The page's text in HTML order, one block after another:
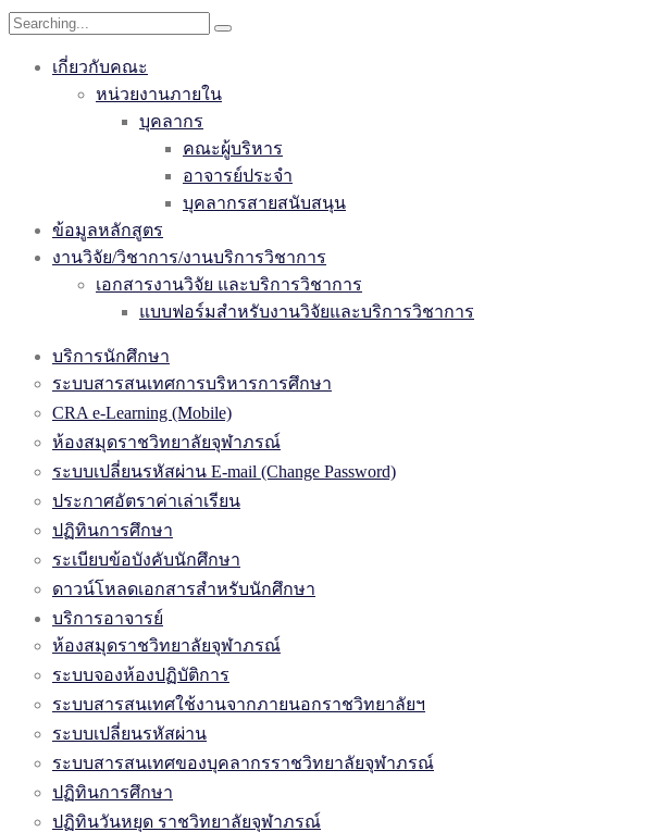
Search
เกี่ยวกับคณะ
หน่วยงานภายใน
บุคลากร
คณะผู้บริหาร
อาจารย์ประจำ
บุคลากรสายสนับสนุน
ข้อมูลหลักสูตร
งานวิจัย/วิชาการ/งานบริการวิชาการ
เอกสารงานวิจัย และบริการวิชาการ
แบบฟอร์มสำหรับงานวิจัยและบริการวิชาการ
บริการนักศึกษา
ระบบสารสนเทศการบริหารการศึกษา
CRA e-Learning (Mobile)
ห้องสมุดราชวิทยาลัยจุฬาภรณ์
ระบบเปลี่ยนรหัสผ่าน E-mail (Change Password)
ประกาศอัตราค่าเล่าเรียน
ปฏิทินการศึกษา
ระเบียบข้อบังคับนักศึกษา
ดาวน์โหลดเอกสารสำหรับนักศึกษา
บริการอาจารย์
ห้องสมุดราชวิทยาลัยจุฬาภรณ์
ระบบจองห้องปฏิบัติการ
ระบบสารสนเทศใช้งานจากภายนอกราชวิทยาลัยฯ
ระบบเปลี่ยนรหัสผ่าน
ระบบสารสนเทศของบุคลากรราชวิทยาลัยจุฬาภรณ์
ปฏิทินการศึกษา
ปฏิทินวันหยุด ราชวิทยาลัยจุฬาภรณ์